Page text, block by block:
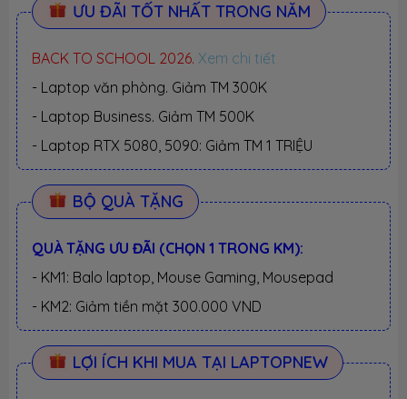
ƯU ĐÃI TỐT NHẤT TRONG NĂM
BACK TO SCHOOL 2026. Xem chi tiết
- Laptop văn phòng. Giảm TM 300K
- Laptop Business. Giảm TM 500K
- Laptop RTX 5080, 5090: Giảm TM 1 TRIỆU
BỘ QUÀ TẶNG
QUÀ TẶNG ƯU ĐÃI (CHỌN 1 TRONG KM):
- KM1: Balo laptop, Mouse Gaming, Mousepad
- KM2: Giảm tiền mặt 300.000 VND
LỢI ÍCH KHI MUA TẠI LAPTOPNEW